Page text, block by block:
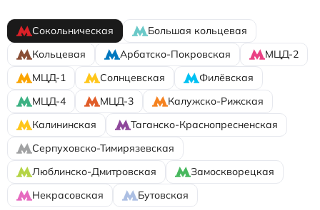
Сокольническая
Большая кольцевая
Кольцевая
Арбатско-Покровская
МЦД-2
МЦД-1
Солнцевская
Филёвская
МЦД-4
МЦД-3
Калужско-Рижская
Калининская
Таганско-Краснопресненская
Серпуховско-Тимирязевская
Люблинско-Дмитровская
Замоскворецкая
Некрасовская
Бутовская